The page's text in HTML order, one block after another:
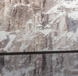
Skip
to
content